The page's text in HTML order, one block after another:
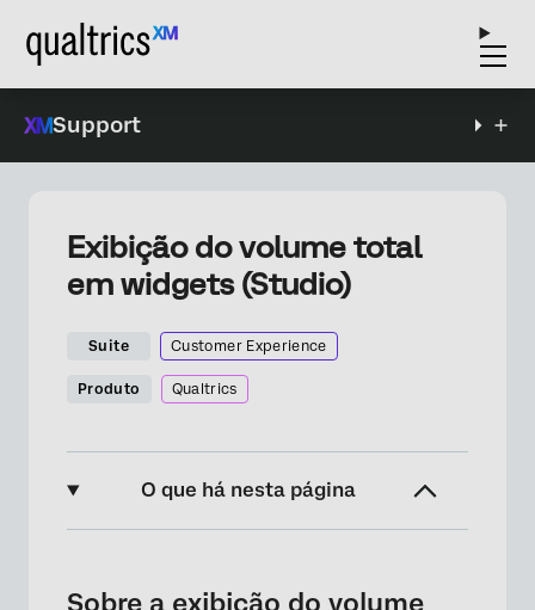
Support
Exibição do volume total
em widgets (Studio)
Suite Customer Experience
Produto Qualtrics
O que há nesta página
Sobre a exibição do volume